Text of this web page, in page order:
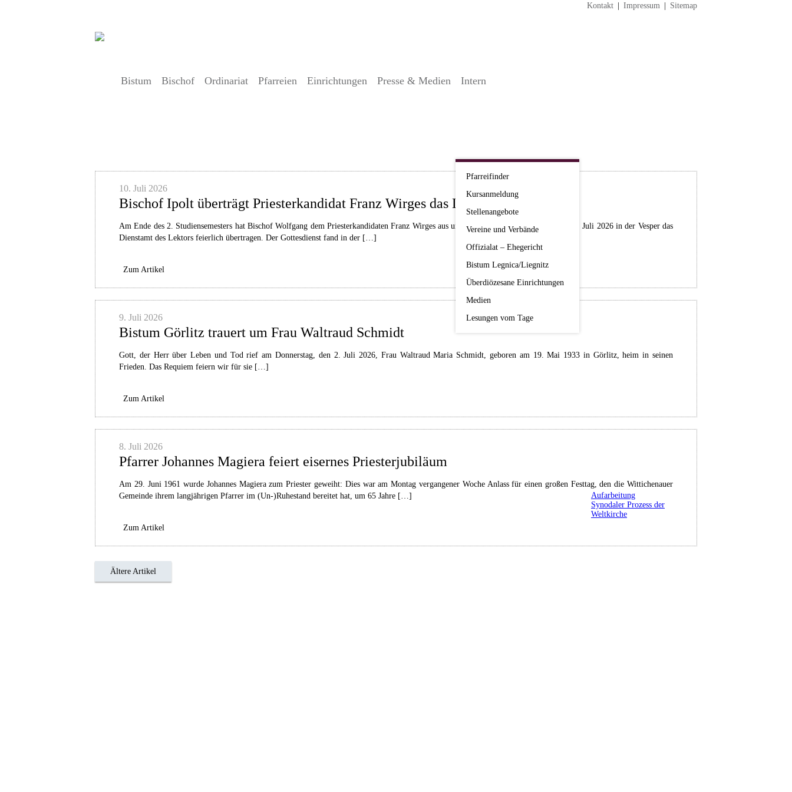
Kontakt Impressum Sitemap
Bistum Bischof Ordinariat Pfarreien Einrichtungen Presse & Medien Intern
Pfarreifinder
Kursanmeldung
Stellenangebote
Vereine und Verbände
Offizialat – Ehegericht
Bistum Legnica/Liegnitz
Überdiözesane Einrichtungen
Medien
Lesungen vom Tage
Aufarbeitung
Synodaler Prozess der
Weltkirche
10. Juli 2026
Bischof Ipolt überträgt Priesterkandidat Franz Wirges das Lektorat
Am Ende des 2. Studiensemesters hat Bischof Wolfgang dem Priesterkandidaten Franz Wirges aus unserem Bistum am Samstag, dem 04. Juli 2026 in der Vesper das
Dienstamt des Lektors feierlich übertragen. Der Gottesdienst fand in der […]
Zum Artikel
9. Juli 2026
Bistum Görlitz trauert um Frau Waltraud Schmidt
Gott, der Herr über Leben und Tod rief am Donnerstag, den 2. Juli 2026, Frau Waltraud Maria Schmidt, geboren am 19. Mai 1933 in Görlitz, heim in seinen
Frieden. Das Requiem feiern wir für sie […]
Zum Artikel
8. Juli 2026
Pfarrer Johannes Magiera feiert eisernes Priesterjubiläum
Am 29. Juni 1961 wurde Johannes Magiera zum Priester geweiht: Dies war am Montag vergangener Woche Anlass für einen großen Festtag, den die Wittichenauer
Gemeinde ihrem langjährigen Pfarrer im (Un-)Ruhestand bereitet hat, um 65 Jahre […]
Zum Artikel
Ältere Artikel